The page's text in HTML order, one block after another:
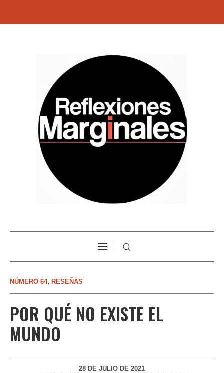
NÚMERO 64, RESEÑAS
POR QUÉ NO EXISTE EL
MUNDO
28 DE JULIO DE 2021